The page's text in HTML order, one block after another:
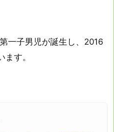
一子男児が誕生し、2016
す。